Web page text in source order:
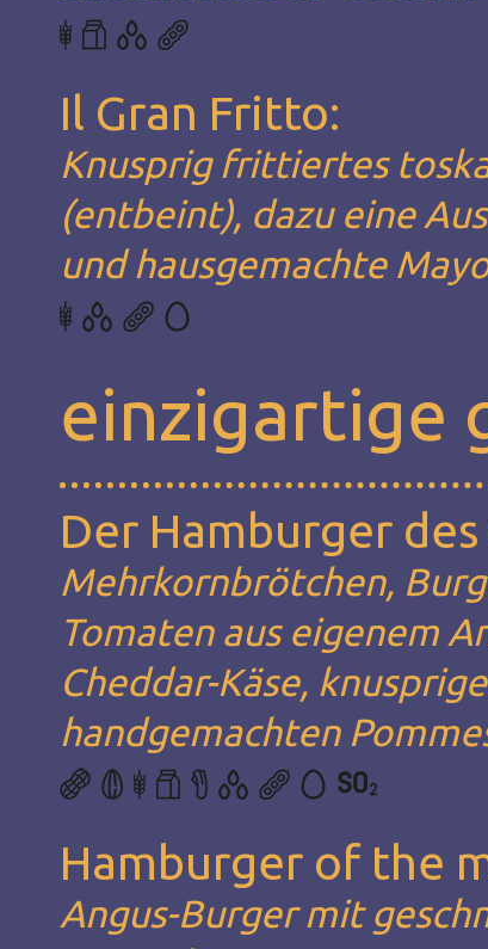
Il Gran Fritto:
Knusprig frittiertes
(entbeint), dazu eine
und hausgemachte
einzigartige
Der Hamburger
Mehrkornbrötchen,
Tomaten aus eigenem
Cheddar-Käse,
handgemachten
Hamburger of the
Angus-Burger mit